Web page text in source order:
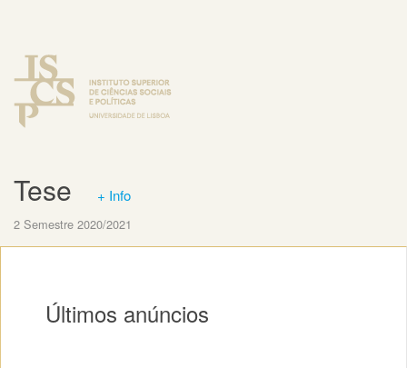
Tese + Info
2 Semestre 2020/2021
Últimos anúncios